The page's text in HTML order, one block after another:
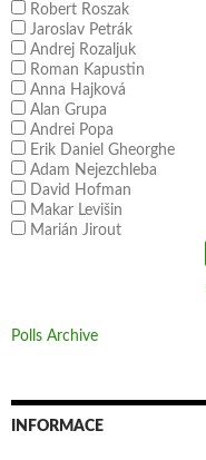
Robert Roszak
Jaroslav Petrák
Andrej Rozaljuk
Roman Kapustin
Anna Hajková
Alan Grupa
Andrei Popa
Erik Daniel Gheorghe
Adam Nejezchleba
David Hofman
Makar Levišin
Marián Jirout
Polls Archive
INFORMACE